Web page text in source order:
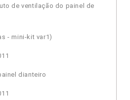
de ventilação do painel de
- mini-kit var1)
dianteiro